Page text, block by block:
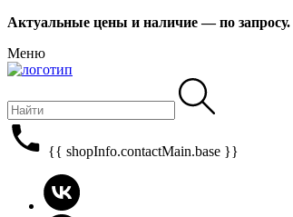
Актуальные цены и наличие — по запросу.
Меню
{{ shopInfo.contactMain.base }}